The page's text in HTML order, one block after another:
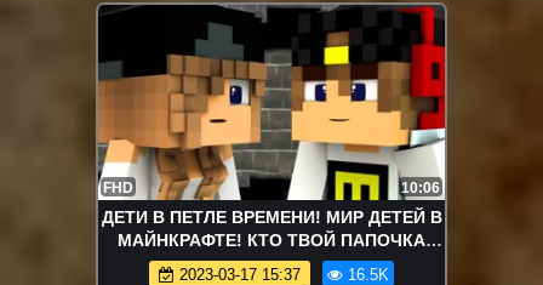
FHD 10:06
ДЕТИ В ПЕТЛЕ ВРЕМЕНИ! МИР ДЕТЕЙ В
МАЙНКРАФТЕ! КТО ТВОЙ ПАПОЧКА
МАЙНКРАФТ! ДЕТИ MINECRAFT!
2023-03-17 15:37 16.5K